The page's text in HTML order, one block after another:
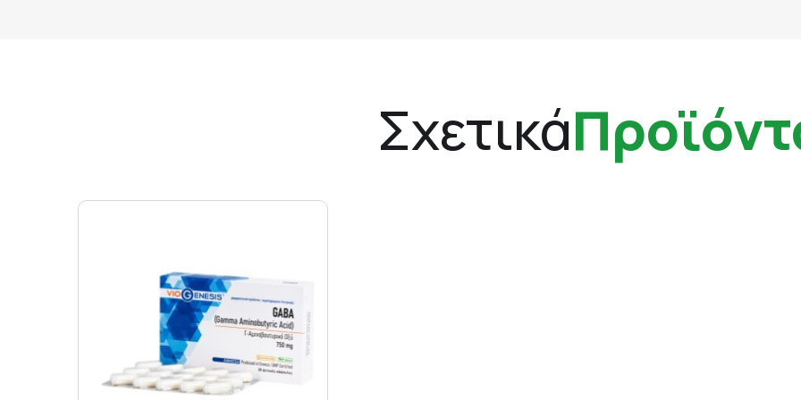
Σχετικά